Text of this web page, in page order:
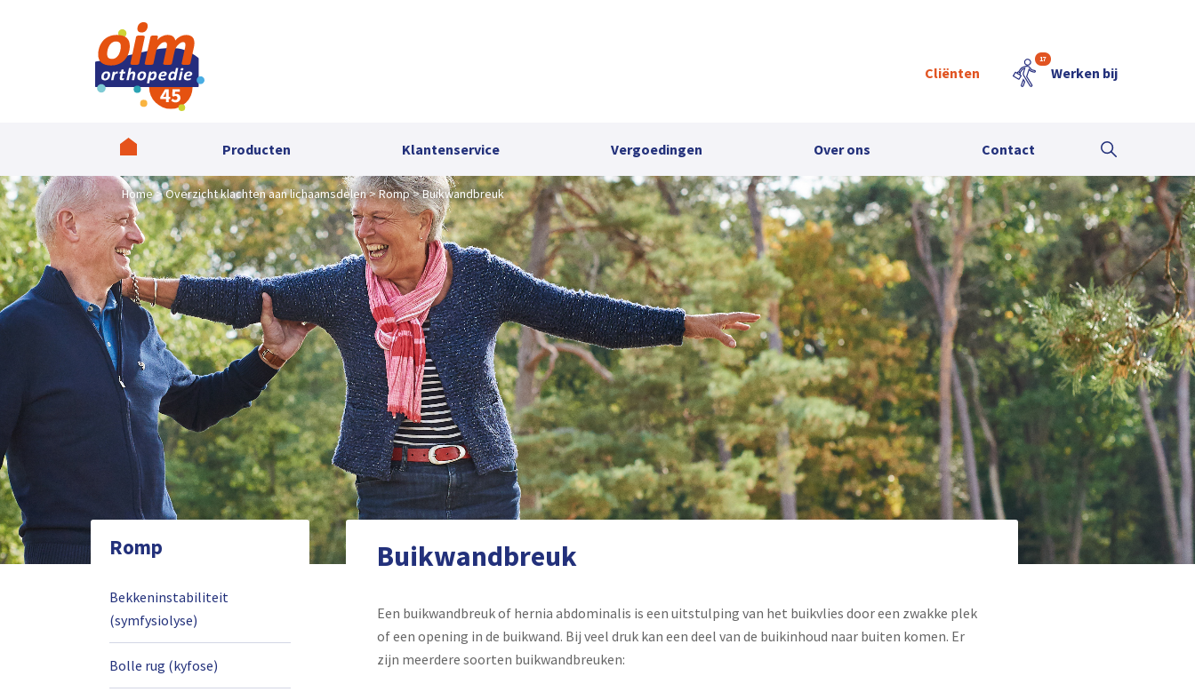
Cliënten
17
Werken bij
Producten Klantenservice Vergoedingen Over ons Contact
Home Overzicht klachten aan lichaamsdelen Romp Buikwandbreuk
Romp
Bekkeninstabiliteit
(symfysiolyse)
Bolle rug (kyfose)
Buikwandbreuk
Een buikwandbreuk of hernia abdominalis is een uitstulping van het buikvlies door een zwakke plek
of een opening in de buikwand. Bij veel druk kan een deel van de buikinhoud naar buiten komen. Er
zijn meerdere soorten buikwandbreuken: